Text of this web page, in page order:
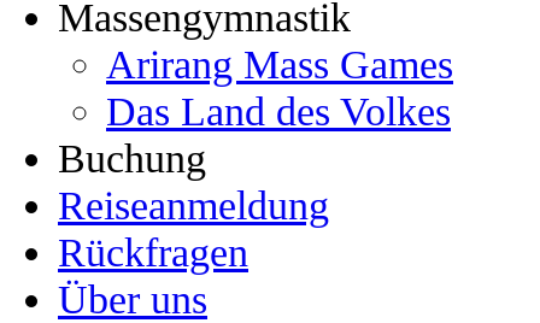
Massengymnastik
Arirang Mass Games
Das Land des Volkes
Buchung
Reiseanmeldung
Rückfragen
Über uns